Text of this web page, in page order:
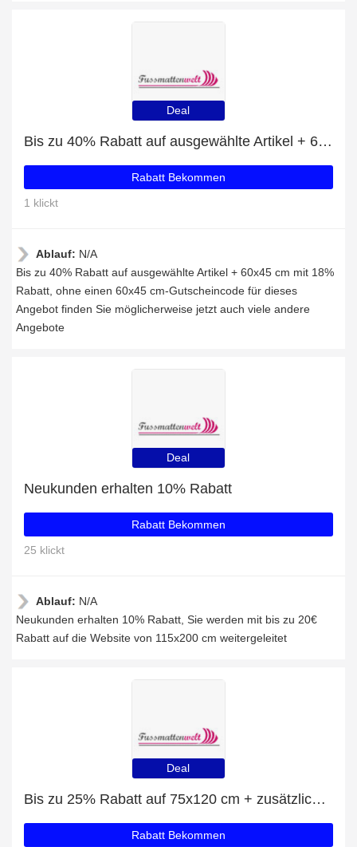
Deal
Bis zu 40% Rabatt auf ausgewählte Artikel + 60x45 cm mit 18% Rabatt
Rabatt Bekommen
1 klickt
Ablauf: N/A
Bis zu 40% Rabatt auf ausgewählte Artikel + 60x45 cm mit 18%
Rabatt, ohne einen 60x45 cm-Gutscheincode für dieses
Angebot finden Sie möglicherweise jetzt auch viele andere
Angebote
Deal
Neukunden erhalten 10% Rabatt
Rabatt Bekommen
25 klickt
Ablauf: N/A
Neukunden erhalten 10% Rabatt, Sie werden mit bis zu 20€
Rabatt auf die Website von 115x200 cm weitergeleitet
Deal
Bis zu 25% Rabatt auf 75x120 cm + zusätzliche 88-Rabatte
Rabatt Bekommen